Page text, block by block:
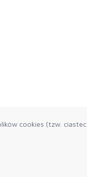
cookies (tzw.